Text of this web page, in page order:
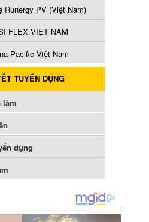
Runergy PV (Việt Nam)
FLEX VIỆT NAM
Pacific Việt Nam
TUYỂN DỤNG
làm
dụng